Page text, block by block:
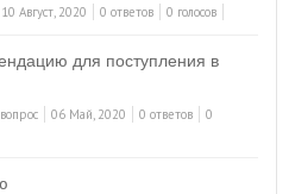
10 Август, 2020 0 ответов 0 голосов
для поступления в
06 Май, 2020 0 ответов
0